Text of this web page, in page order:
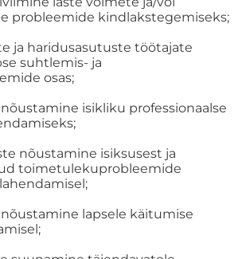
NÕUSTAJALE
probleemide kindlakstegemiseks;
ja haridusasutuste töötajate
suhtlemis- ja
osas;
isikliku professionaalse
nõustamine isiksusest ja
toimetulekuprobleemide
lapsele käitumise